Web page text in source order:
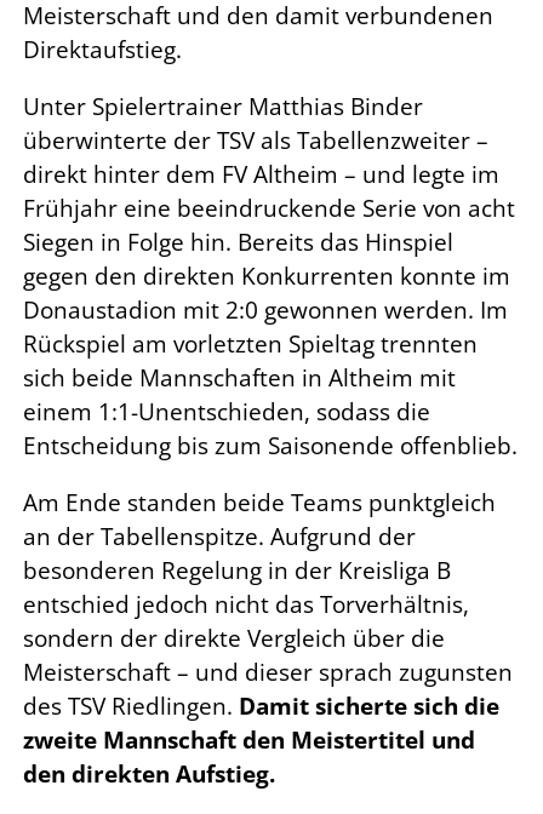
Meisterschaft und den damit verbundenen
Direktaufstieg.
Unter Spielertrainer Matthias Binder
überwinterte der TSV als Tabellenzweiter –
direkt hinter dem FV Altheim – und legte im
Frühjahr eine beeindruckende Serie von acht
Siegen in Folge hin. Bereits das Hinspiel
gegen den direkten Konkurrenten konnte im
Donaustadion mit 2:0 gewonnen werden. Im
Rückspiel am vorletzten Spieltag trennten
sich beide Mannschaften in Altheim mit
einem 1:1-Unentschieden, sodass die
Entscheidung bis zum Saisonende offenblieb.
Am Ende standen beide Teams punktgleich
an der Tabellenspitze. Aufgrund der
besonderen Regelung in der Kreisliga B
entschied jedoch nicht das Torverhältnis,
sondern der direkte Vergleich über die
Meisterschaft – und dieser sprach zugunsten
des TSV Riedlingen. Damit sicherte sich die
zweite Mannschaft den Meistertitel und
den direkten Aufstieg.